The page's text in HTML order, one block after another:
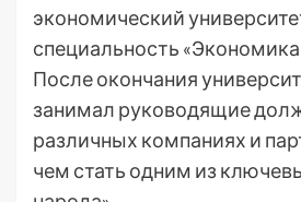
экономический
специальность
После окончания
занимал руководящие
различных компаниях и
чем стать одним из